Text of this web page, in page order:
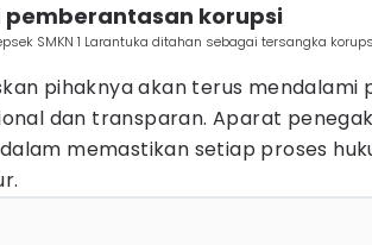
pemberantasan korupsi
SMKN 1 Larantuka ditahan sebagai tersangka
pihaknya akan terus mendalami
dan transparan. Aparat
memastikan setiap proses